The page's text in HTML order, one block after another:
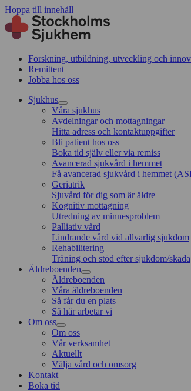
Hoppa till innehåll
Forskning, utbildning, utveckling och
Remittent
Jobba hos oss
Sjukhus
Våra sjukhus
Avdelningar och mottagningar
Hitta adress och kontaktuppgifter
Bli patient hos oss
Boka tid själv eller via remiss
Avancerad sjukvård i hemmet
Få avancerad sjukvård i hemmet
Geriatrik
Sjuvård för dig som är äldre
Kognitiv mottagning
Utredning av minnesproblem
Palliativ vård
Lindrande vård vid allvarlig sjukdom
Rehabilitering
Träning och stöd efter sjukdom/skada
Äldreboenden
Äldreboenden
Våra äldreboenden
Så får du en plats
Så här arbetar vi
Om oss
Om oss
Vår verksamhet
Aktuellt
Välja vård och omsorg
Kontakt
Boka tid